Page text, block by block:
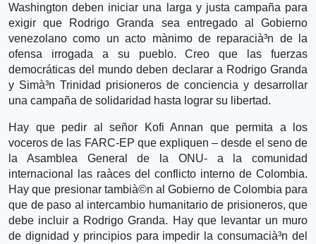
Washington deben iniciar una larga y justa campaña para
exigir que Rodrigo Granda sea entregado al Gobierno
venezolano como un acto mà­nimo de reparacià³n de la
ofensa irrogada a su pueblo. Creo que las fuerzas
democráticas del mundo deben declarar a Rodrigo Granda
y Simà³n Trinidad prisioneros de conciencia y desarrollar
una campaña de solidaridad hasta lograr su libertad.
Hay que pedir al señor Kofi Annan que permita a los
voceros de las FARC-EP que expliquen – desde el seno de
la Asamblea General de la ONU- a la comunidad
internacional las raà­ces del conflicto interno de Colombia.
Hay que presionar tambià©n al Gobierno de Colombia para
que de paso al intercambio humanitario de prisioneros, que
debe incluir a Rodrigo Granda. Hay que levantar un muro
de dignidad y principios para impedir la consumacià³n del